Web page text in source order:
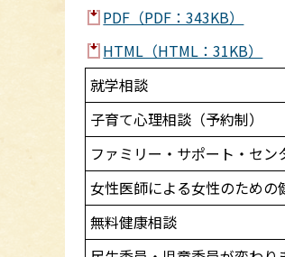
PDF（PDF：343KB）
HTML（HTML：31KB）
就学相談
子育て心理相談（予約制）
ファミリー・サポート・セン
女性医師による女性のため
無料健康相談